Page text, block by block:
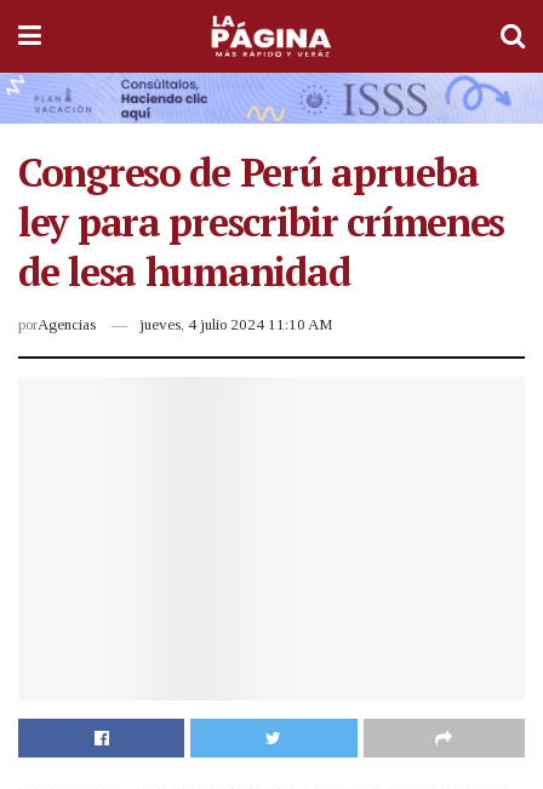
Congreso de Perú aprueba
ley para prescribir crímenes
de lesa humanidad
porAgencias jueves, 4 julio 2024 11:10 AM